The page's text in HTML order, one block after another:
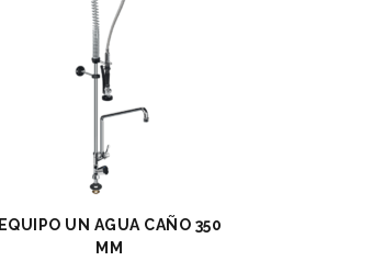
EQUIPO UN AGUA CAÑO 350
MM